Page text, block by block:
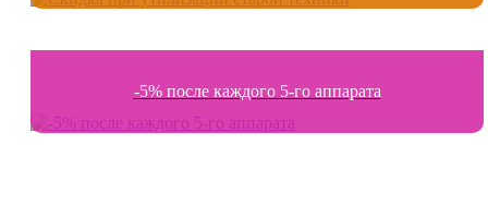
-5% после каждого 5-го аппарата